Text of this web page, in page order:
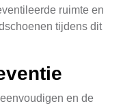
ruimte en
tijdens dit
en de